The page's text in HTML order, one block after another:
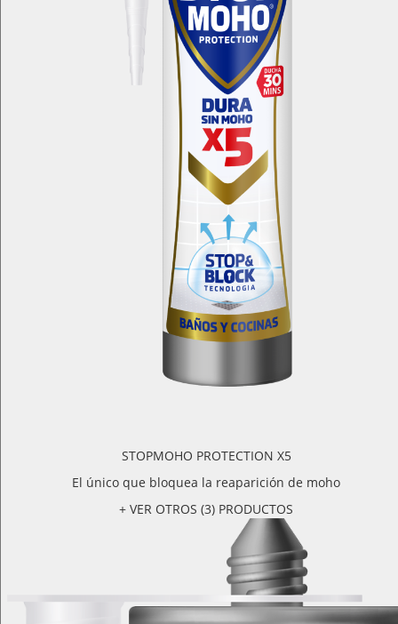
STOPMOHO PROTECTION X5
El único que bloquea la reaparición de moho
+ VER OTROS (3) PRODUCTOS